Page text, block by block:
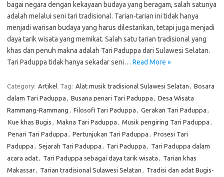
bagai negara dengan kekayaan budaya yang beragam, salah satunya
adalah melalui seni tari tradisional. Tarian-tarian ini tidak hanya
menjadi warisan budaya yang harus dilestarikan, tetapi juga menjadi
daya tarik wisata yang memikat. Salah satu tarian tradisional yang
khas dan penuh makna adalah Tari Paduppa dari Sulawesi Selatan.
Tari Paduppa tidak hanya sekadar seni… Read More »
Category: Artikel Tag: Alat musik tradisional Sulawesi Selatan , Bosara
dalam Tari Paduppa , Busana penari Tari Paduppa , Desa Wisata
Rammang-Rammang , Filosofi Tari Paduppa , Gerakan Tari Paduppa ,
Kue khas Bugis , Makna Tari Paduppa , Musik pengiring Tari Paduppa ,
Penari Tari Paduppa , Pertunjukan Tari Paduppa , Prosesi Tari
Paduppa , Sejarah Tari Paduppa , Tari Paduppa , Tari Paduppa dalam
acara adat, Tari Paduppa sebagai daya tarik wisata , Tarian khas
Makassar, Tarian tradisional Sulawesi Selatan , Tradisi dan adat Bugis-